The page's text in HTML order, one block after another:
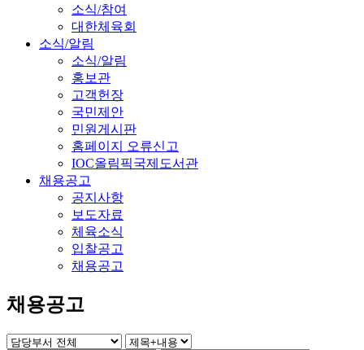
소식/참여
대한체육회
소식/알림
소식/알림
홍보관
고객헌장
국민제안
민원게시판
홈페이지 오류신고
IOC올림픽국제도서관
채용공고
공지사항
보도자료
체육소식
입찰공고
채용공고
채용공고